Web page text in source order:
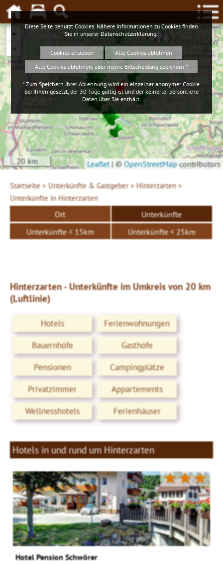
Schwarzwald Geniessen
+
−
20 km Leaflet | © OpenStreetMapcontributors
Startseite > Unterkünfte & Gastgeber > Hinterzarten >
Unterkünfte in Hinterzarten
Ort
Unterkünfte
Unterkünfte < 15km
Unterkünfte < 25km
Hinterzarten - Unterkünfte im Umkreis von 20 km
(Luftlinie)
Hotels
Ferienwohnungen
Bauernhöfe
Gasthöfe
Pensionen
Campingplätze
Privatzimmer
Appartements
Wellnesshotels
Ferienhäuser
Hotels in und rund um Hinterzarten
★★★
Hotel Pension Schwörer
Diese Seite benutzt Cookies. Nähere Informationen zu Cookies finden
Sie in unserer Datenschutzerklärung
Cookies erlauben
Alle Cookies ablehnen
Alle Cookies ablehnen, aber meine Entscheidung speichern *
* Zum Speichern Ihrer Ablehnung wird ein einzelner anonymer Cookie
bei Ihnen gesetzt, der 30 Tage gültig ist und der keinerlei persönliche
Daten über Sie enthält.